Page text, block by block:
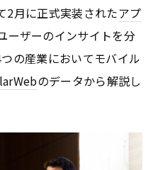
2月に正式実装されたアプ
ーザーのインサイトを分
の産業においてモバイル
のデータから解説し